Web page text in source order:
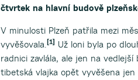
čtvrtek na hlavní budově
V minulosti Plzeň patřila mezi
vyvěšovala. [1] Už loni byla po
radnici zavlála, ale jen na
tibetská vlajka opět vyvěšena